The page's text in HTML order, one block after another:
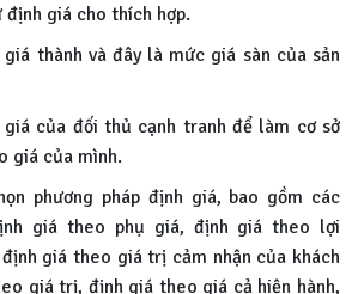
định giá cho thích hợp.
thành và đây là mức giá sàn của sản
của đối thủ cạnh tranh để làm cơ sở
giá của mình.
phương pháp định giá, bao gồm các
giá theo phụ giá, định giá theo lợi
giá theo giá trị cảm nhận của khách
giá trị, định giá theo giá cả hiện hành,